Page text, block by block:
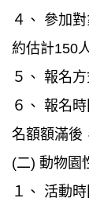
４、 參加
約估計150
５、 報名
６、 報名
名額額滿後
(二) 動物園
１、 活動